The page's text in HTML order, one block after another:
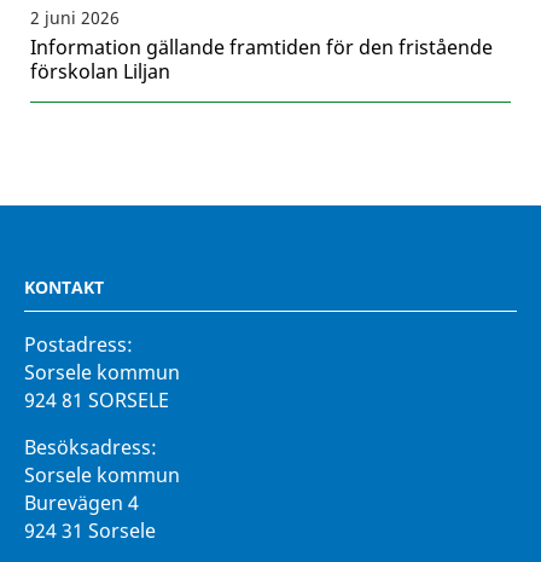
2 juni 2026
Information gällande framtiden för den fristående
förskolan Liljan
KONTAKT
Postadress:
Sorsele kommun
924 81 SORSELE
Besöksadress:
Sorsele kommun
Burevägen 4
924 31 Sorsele